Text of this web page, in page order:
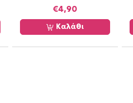
€4,90
Καλάθι